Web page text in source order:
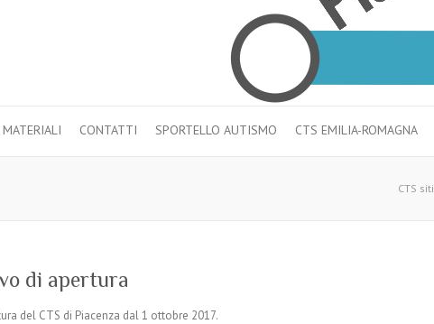
CONTATTI SPORTELLO AUTISMO CTS EMILIA-ROMAGNA
CTS siti
di apertura
del CTS di Piacenza dal 1 ottobre 2017.